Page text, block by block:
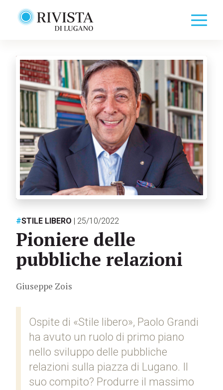
#STILE LIBERO | 25/10/2022
Pioniere delle
pubbliche relazioni
Giuseppe Zois
Ospite di «Stile libero», Paolo Grandi
ha avuto un ruolo di primo piano
nello sviluppo delle pubbliche
relazioni sulla piazza di Lugano. Il
suo compito? Produrre il massimo